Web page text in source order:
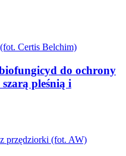
do ochrony
pleśnią i